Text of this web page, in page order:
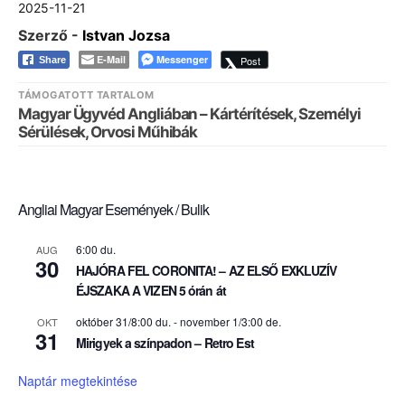
2025-11-21
Szerző - Istvan Jozsa
Share E-Mail Messenger Post
TÁMOGATOTT TARTALOM
Magyar Ügyvéd Angliában – Kártérítések, Személyi
Sérülések, Orvosi Műhibák
Angliai Magyar Események / Bulik
AUG
30
6:00 du.
HAJÓRA FEL CORONITA! – AZ ELSŐ EXKLUZÍV
ÉJSZAKA A VIZEN 5 órán át
OKT
31
október 31/8:00 du. -november 1/3:00 de.
Mirigyek a színpadon – Retro Est
Naptár megtekintése